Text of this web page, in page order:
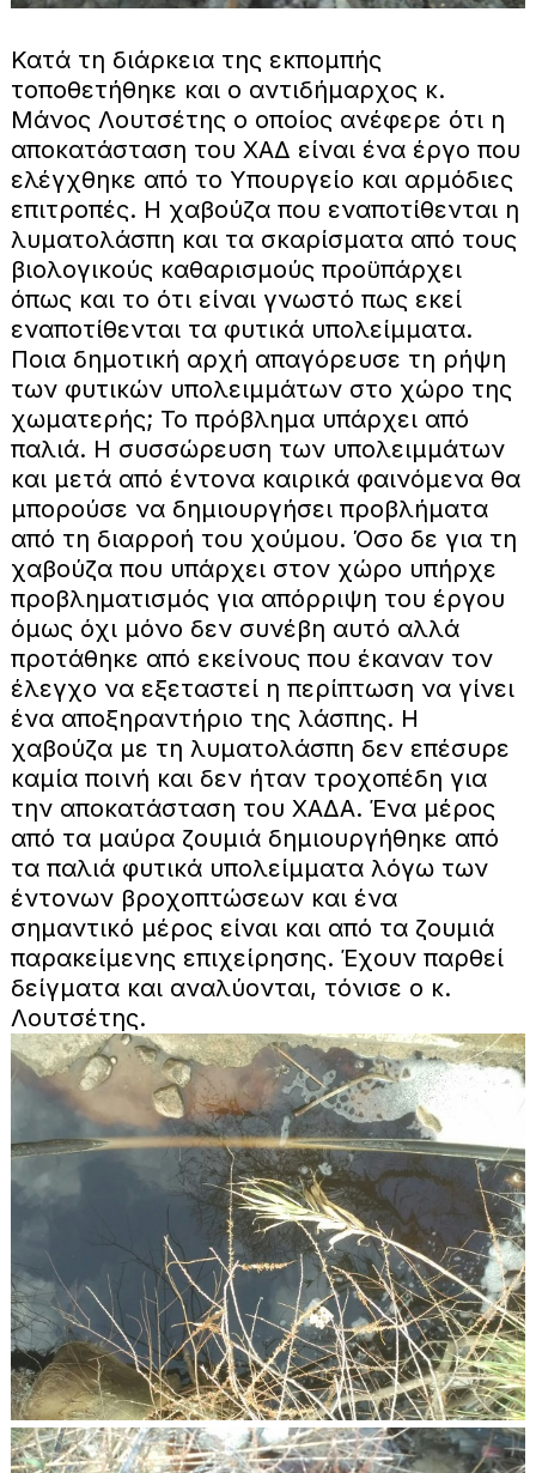
Κατά τη διάρκεια της εκπομπής
τοποθετήθηκε και ο αντιδήμαρχος κ.
Μάνος Λουτσέτης ο οποίος ανέφερε ότι η
αποκατάσταση του ΧΑΔ είναι ένα έργο που
ελέγχθηκε από το Υπουργείο και αρμόδιες
επιτροπές. Η χαβούζα που εναποτίθενται η
λυματολάσπη και τα σκαρίσματα από τους
βιολογικούς καθαρισμούς προϋπάρχει
όπως και το ότι είναι γνωστό πως εκεί
εναποτίθενται τα φυτικά υπολείμματα.
Ποια δημοτική αρχή απαγόρευσε τη ρήψη
των φυτικών υπολειμμάτων στο χώρο της
χωματερής; Το πρόβλημα υπάρχει από
παλιά. Η συσσώρευση των υπολειμμάτων
και μετά από έντονα καιρικά φαινόμενα θα
μπορούσε να δημιουργήσει προβλήματα
από τη διαρροή του χούμου. Όσο δε για τη
χαβούζα που υπάρχει στον χώρο υπήρχε
προβληματισμός για απόρριψη του έργου
όμως όχι μόνο δεν συνέβη αυτό αλλά
προτάθηκε από εκείνους που έκαναν τον
έλεγχο να εξεταστεί η περίπτωση να γίνει
ένα αποξηραντήριο της λάσπης. Η
χαβούζα με τη λυματολάσπη δεν επέσυρε
καμία ποινή και δεν ήταν τροχοπέδη για
την αποκατάσταση του ΧΑΔΑ. Ένα μέρος
από τα μαύρα ζουμιά δημιουργήθηκε από
τα παλιά φυτικά υπολείμματα λόγω των
έντονων βροχοπτώσεων και ένα
σημαντικό μέρος είναι και από τα ζουμιά
παρακείμενης επιχείρησης. Έχουν παρθεί
δείγματα και αναλύονται, τόνισε ο κ.
Λουτσέτης.